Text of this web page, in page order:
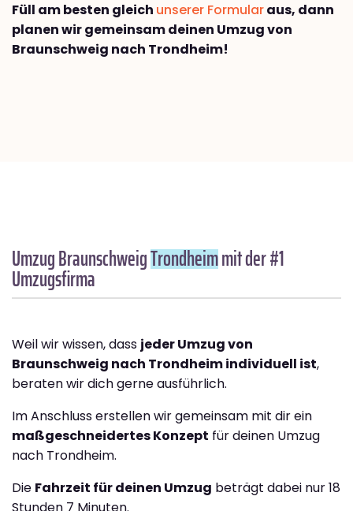
Füll am besten gleich unserer Formularaus, dann
planen wir gemeinsam deinen Umzug von
Braunschweig nach Trondheim!
Umzug BraunschweigTrondheimmit der #1
Umzugsfirma
Weil wir wissen, dass jeder Umzug von
Braunschweig nach Trondheim individuell ist,
beraten wir dich gerne ausführlich.
Im Anschluss erstellen wir gemeinsam mit dir ein
maßgeschneidertes Konzept für deinen Umzug
nach Trondheim.
Die Fahrzeit für deinen Umzug beträgt dabei nur 18